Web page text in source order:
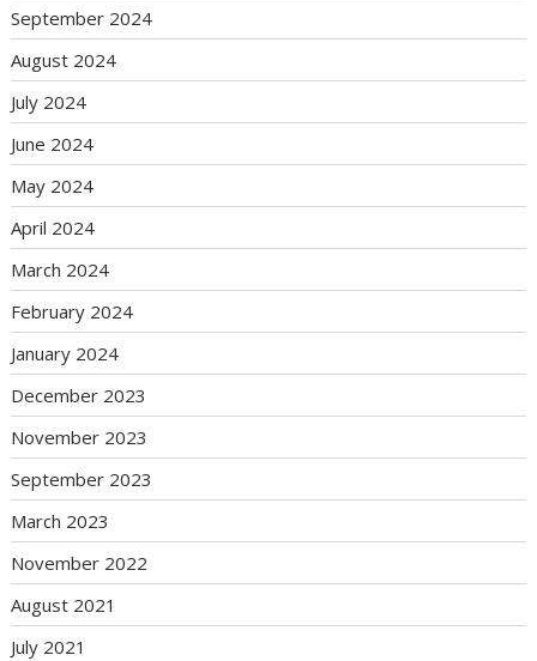
September 2024
August 2024
July 2024
June 2024
May 2024
April 2024
March 2024
February 2024
January 2024
December 2023
November 2023
September 2023
March 2023
November 2022
August 2021
July 2021